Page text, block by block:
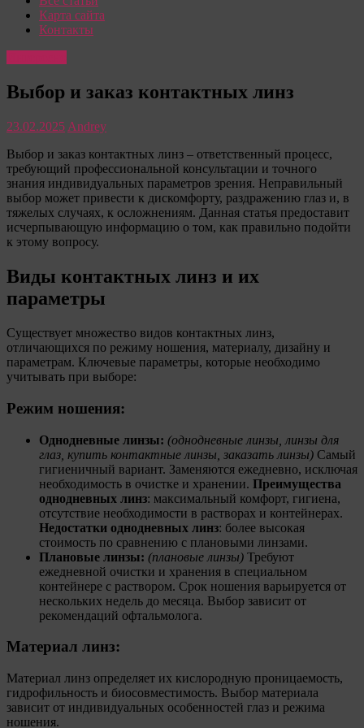
Карта сайта
Контакты
Выбор и заказ контактных линз
23.02.2025 Andrey
Выбор и заказ контактных линз – ответственный процесс,
требующий профессиональной консультации и точного
знания индивидуальных параметров зрения. Неправильный
выбор может привести к дискомфорту, раздражению глаз и, в
тяжелых случаях, к осложнениям. Данная статья предоставит
исчерпывающую информацию о том, как правильно подойти
к этому вопросу.
Виды контактных линз и их
параметры
Существует множество видов контактных линз,
отличающихся по режиму ношения, материалу, дизайну и
параметрам. Ключевые параметры, которые необходимо
учитывать при выборе:
Режим ношения:
Однодневные линзы: (однодневные линзы, линзы для
глаз, купить контактные линзы, заказать линзы) Самый
гигиеничный вариант. Заменяются ежедневно, исключая
необходимость в очистке и хранении. Преимущества
однодневных линз: максимальный комфорт, гигиена,
отсутствие необходимости в растворах и контейнерах.
Недостатки однодневных линз: более высокая
стоимость по сравнению с плановыми линзами.
Плановые линзы: (плановые линзы) Требуют
ежедневной очистки и хранения в специальном
контейнере с раствором. Срок ношения варьируется от
нескольких недель до месяца. Выбор зависит от
рекомендаций офтальмолога.
Материал линз:
Материал линз определяет их кислородную проницаемость,
гидрофильность и биосовместимость. Выбор материала
зависит от индивидуальных особенностей глаз и режима
ношения.